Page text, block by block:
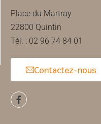
Place du Martray
22800 Quintin
Tél. : 02 96 74 84 01
Contactez-nous